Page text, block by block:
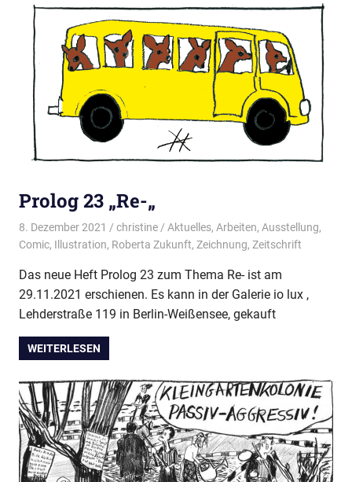
Prolog 23 „Re-„
8. Dezember 2021 christine Aktuelles, Arbeiten, Ausstellung,
Comic, Illustration, Roberta Zukunft, Zeichnung, Zeitschrift
Das neue Heft Prolog 23 zum Thema Re- ist am
29.11.2021 erschienen. Es kann in der Galerie io lux ,
Lehderstraße 119 in Berlin-Weißensee, gekauft
WEITERLESEN